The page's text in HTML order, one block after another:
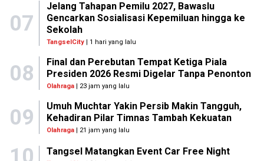
07
Jelang Tahapan Pemilu 2027, Bawaslu
Gencarkan Sosialisasi Kepemiluan hingga ke
Sekolah
TangselCity| 1 hari yang lalu
08
Final dan Perebutan Tempat Ketiga Piala
Presiden 2026 Resmi Digelar Tanpa Penonton
Olahraga| 23 jam yang lalu
09
Umuh Muchtar Yakin Persib Makin Tangguh,
Kehadiran Pilar Timnas Tambah Kekuatan
Olahraga| 21 jam yang lalu
Tangsel Matangkan Event Car Free Night